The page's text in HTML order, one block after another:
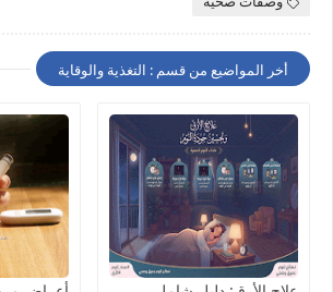
أخر المواضيع من قسم : التغذية والوقاية